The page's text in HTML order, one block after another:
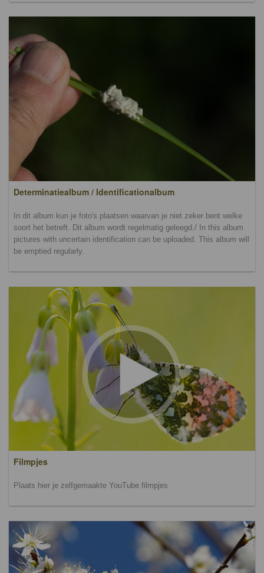
Determinatiealbum / Identificationalbum
In dit album kun je foto's plaatsen waarvan je niet zeker bent welke
soort het betreft. Dit album wordt regelmatig geleegd./ In this album
pictures with uncertain identification can be uploaded. This album will
be emptied regularly.
Filmpjes
Plaats hier je zelfgemaakte YouTube filmpjes